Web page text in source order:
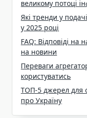
великому потоці
Які тренди у
у 2025 році
FAQ: Відповіді на
на новини
Переваги
користуватись
ТОП-5 джерел для
про Україну